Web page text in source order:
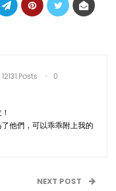
12131 Posts
0
他們，可以乖乖附上我的
NEXT POST